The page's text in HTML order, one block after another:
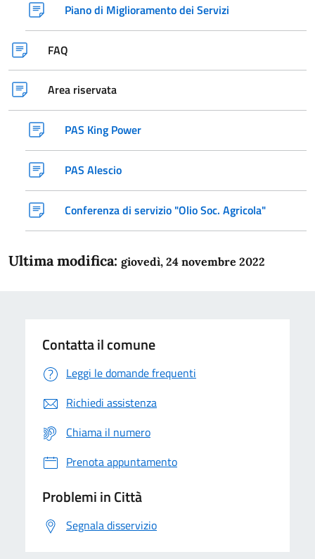
Piano di Miglioramento dei Servizi
FAQ
Area riservata
PAS King Power
PAS Alescio
Conferenza di servizio "Olio Soc. Agricola"
Ultima modifica: giovedì, 24 novembre 2022
Contatta il comune
Leggi le domande frequenti
Richiedi assistenza
Chiama il numero
Prenota appuntamento
Problemi in Città
Segnala disservizio